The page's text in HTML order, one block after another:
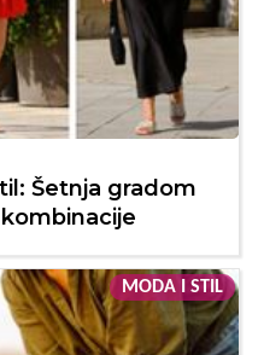
Šetnja gradom
MODA I STIL